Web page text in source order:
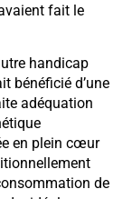
fait le
handicap
bénéficié d’une
adéquation
en plein cœur
de